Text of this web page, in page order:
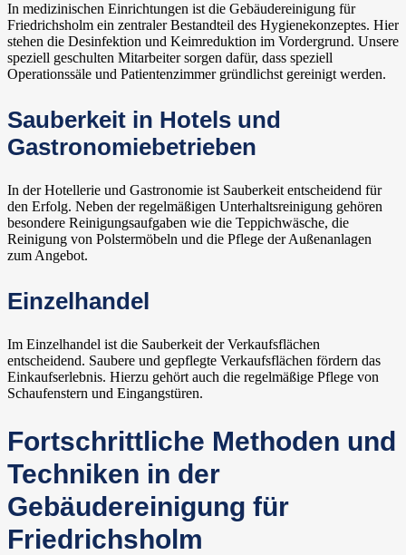
In medizinischen Einrichtungen ist die Gebäudereinigung für
Friedrichsholm ein zentraler Bestandteil des Hygienekonzeptes. Hier
stehen die Desinfektion und Keimreduktion im Vordergrund. Unsere
speziell geschulten Mitarbeiter sorgen dafür, dass speziell
Operationssäle und Patientenzimmer gründlichst gereinigt werden.
Sauberkeit in Hotels und
Gastronomiebetrieben
In der Hotellerie und Gastronomie ist Sauberkeit entscheidend für
den Erfolg. Neben der regelmäßigen Unterhaltsreinigung gehören
besondere Reinigungsaufgaben wie die Teppichwäsche, die
Reinigung von Polstermöbeln und die Pflege der Außenanlagen
zum Angebot.
Einzelhandel
Im Einzelhandel ist die Sauberkeit der Verkaufsflächen
entscheidend. Saubere und gepflegte Verkaufsflächen fördern das
Einkaufserlebnis. Hierzu gehört auch die regelmäßige Pflege von
Schaufenstern und Eingangstüren.
Fortschrittliche Methoden und
Techniken in der
Gebäudereinigung für
Friedrichsholm